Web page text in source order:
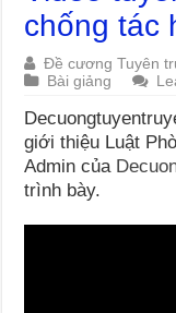
chống tác
Đề cương Tuyên
Bài giảng
giới thiệu Luật
Admin của
trình bày.